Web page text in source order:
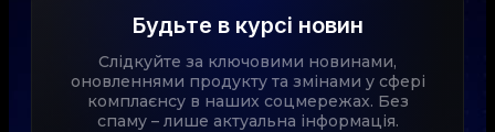
Будьте в курсі новин
Слідкуйте за ключовими новинами,
оновленнями продукту та змінами у сфері
комплаєнсу в наших соцмережах. Без
спаму – лише актуальна інформація.